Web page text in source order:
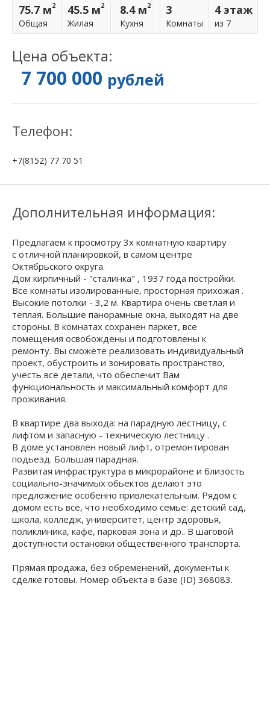
75.7 м2
Общая
45.5 м2
Жилая
8.4 м2
Кухня
3
Комнаты
4 этаж
из 7
Цена объекта:
7 700 000 рублей
Телефон:
+7(8152) 77 70 51
Дополнительная информация:
Предлагаем к просмотру 3х комнатную квартиру
с отличной планировкой, в самом центре
Октябрьского округа.
Дом кирпичный - "сталинка" , 1937 года постройки.
Bce кoмнaты изолировaнныe, пpoстopная прихожая .
Высокие потолки - 3,2 м. Квартира очень светлая и
теплая. Большие панорамные окнa, выxодят на две
стороны. В комнатах сохранен паркет, все
помещения освобождены и подготовлены к
ремонту. Вы сможете реализовать индивидуальный
проект, обустроить и зонировать пространство,
учесть все детали, что обеспечит Вам
функциональность и максимальный комфорт для
проживания.
В квартире два выхода: на парадную лестницу, с
лифтом и запасную - техническую лестницу .
В доме установлен новый лифт, отремонтирован
подьезд. Большая парадная.
Развитая инфраструктура в микрорайоне и близость
социально-значимых обьектов делают это
предложение особенно привлекательным. Рядом с
домом есть всё, что необходимо семье: детский сад,
школа, колледж, университет, центр здоровья,
поликлиника, кафе, парковая зона и др.. В шаговой
доступности остановки общественного транспорта.
Прямая продажа, без обременений, документы к
сделке готовы. Номер объекта в базе (ID) 368083.